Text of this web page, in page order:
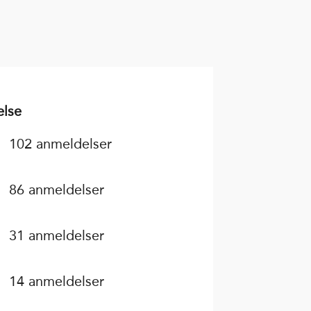
102 anmeldelser
86 anmeldelser
31 anmeldelser
14 anmeldelser